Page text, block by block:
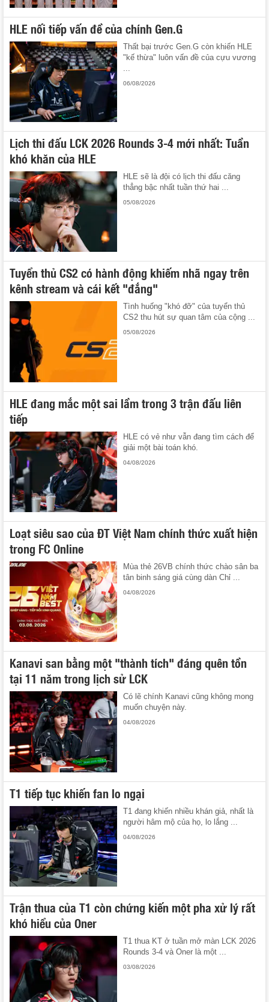
HLE nối tiếp vấn đề của chính Gen.G
Thất bại trước Gen.G còn khiến HLE
"kế thừa" luôn vấn đề của cựu vương
06/08/2026
Lịch thi đấu LCK 2026 Rounds 3-4 mới nhất: Tuần
khó khăn của HLE
HLE sẽ là đội có lịch thi đấu căng
thẳng bậc nhất tuần thứ hai ...
05/08/2026
Tuyển thủ CS2 có hành động khiếm nhã ngay trên
kênh stream và cái kết "đắng"
Tình huống "khó đỡ" của tuyển thủ
CS2 thu hút sự quan tâm của cộng ...
05/08/2026
HLE đang mắc một sai lầm trong 3 trận đấu liên
tiếp
HLE có vẻ như vẫn đang tìm cách để
giải một bài toán khó.
04/08/2026
Loạt siêu sao của ĐT Việt Nam chính thức xuất hiện
trong FC Online
Mùa thẻ 26VB chính thức chào sân ba
tân binh sáng giá cùng dàn Chỉ ...
04/08/2026
Kanavi san bằng một "thành tích" đáng quên tồn
tại 11 năm trong lịch sử LCK
Có lẽ chính Kanavi cũng không mong
muốn chuyện này.
04/08/2026
T1 tiếp tục khiến fan lo ngại
T1 đang khiến nhiều khán giả, nhất là
người hâm mộ của họ, lo lắng ...
04/08/2026
Trận thua của T1 còn chứng kiến một pha xử lý rất
khó hiểu của Oner
T1 thua KT ở tuần mở màn LCK 2026
Rounds 3-4 và Oner là một ...
03/08/2026